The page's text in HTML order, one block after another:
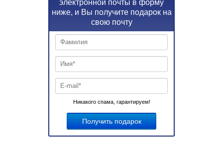
электронной почты в форму
ниже, и Вы получите подарок на
свою почту
Никакого спама, гарантируем!